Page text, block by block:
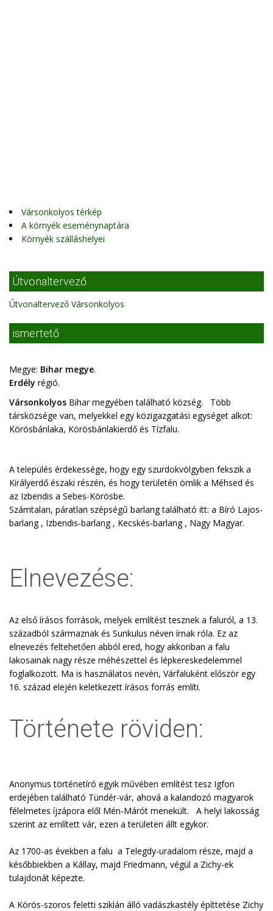
Vársonkolyos térkép
A környék eseménynaptára
Környék szálláshelyei
Útvonaltervező
Útvonaltervező Vársonkolyos
ismertető
Megye: Bihar megye.
Erdély régió.
Vársonkolyos Bihar megyében található község. Több
társközsége van, melyekkel egy közigazgatási egységet alkot:
Körösbánlaka, Körösbánlakierdő és Tízfalu.
A település érdekessége, hogy egy szurdokvölgyben fekszik a
Királyerdő északi részén, és hogy területén ömlik a Méhsed és
az Izbendis a Sebes-Körösbe.
Számtalan, páratlan szépségű barlang található itt: a Bíró Lajos-
barlang , Izbendis-barlang , Kecskés-barlang , Nagy Magyar.
Elnevezése:
Az első írásos források, melyek említést tesznek a faluról, a 13.
századból származnak és Sunkulus néven írnak róla. Ez az
elnevezés feltehetően abból ered, hogy akkoriban a falu
lakosainak nagy része méhészettel és lépkereskedelemmel
foglalkozott. Ma is használatos nevén, Várfaluként először egy
16. század elején keletkezett írásos forrás említi.
Története röviden:
Anonymus történetíró egyik művében említést tesz Igfon
erdejében található Tündér-vár, ahová a kalandozó magyarok
félelmetes íjzápora elől Mén-Márót menekült. A helyi lakosság
szerint az említett vár, ezen a területen állt egykor.
Az 1700-as években a falu a Telegdy-uradalom része, majd a
későbbiekben a Kállay, majd Friedmann, végül a Zichy-ek
tulajdonát képezte.
A Körös-szoros feletti sziklán álló vadászkastély építtetése Zichy